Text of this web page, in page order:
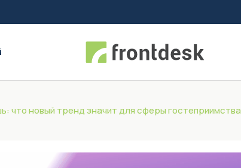
что новый тренд значит для сферы гостеприимства